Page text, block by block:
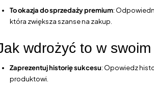
To okazja do sprzedaży premium:
która zwiększa szanse na zakup.
wdrożyć to w
Zaprezentuj historię sukcesu: Opowiedz
produktowi.